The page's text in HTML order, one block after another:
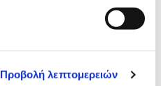
Προβολή λεπτομερειών